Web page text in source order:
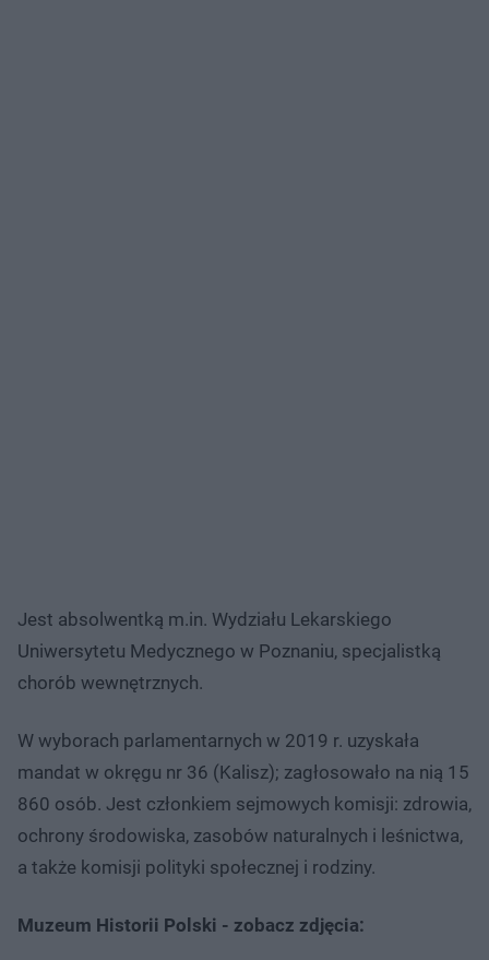
Jest absolwentką m.in. Wydziału Lekarskiego
Uniwersytetu Medycznego w Poznaniu, specjalistką
chorób wewnętrznych.
W wyborach parlamentarnych w 2019 r. uzyskała
mandat w okręgu nr 36 (Kalisz); zagłosowało na nią 15
860 osób. Jest członkiem sejmowych komisji: zdrowia,
ochrony środowiska, zasobów naturalnych i leśnictwa,
a także komisji polityki społecznej i rodziny.
Muzeum Historii Polski - zobacz zdjęcia: